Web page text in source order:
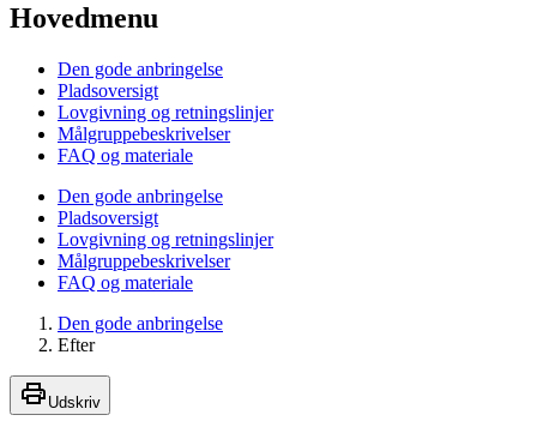
Hovedmenu
Den gode anbringelse
Pladsoversigt
Lovgivning og retningslinjer
Målgruppebeskrivelser
FAQ og materiale
Den gode anbringelse
Pladsoversigt
Lovgivning og retningslinjer
Målgruppebeskrivelser
FAQ og materiale
Den gode anbringelse
Efter
Udskriv